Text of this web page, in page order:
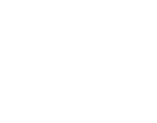
att gå i pension och sälja
anläggning under lång tid.
att övervinna, ibland även
din verksamhet
ödmjukt vår fräsmaskin
Biltema att öka